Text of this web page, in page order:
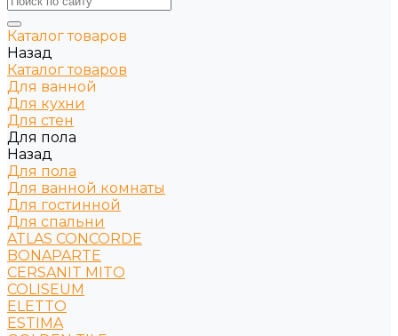
Каталог товаров
Назад
Каталог товаров
Для ванной
Для кухни
Для стен
Для пола
Назад
Для пола
Для ванной комнаты
Для гостинной
Для спальни
ATLAS CONCORDE
BONAPARTE
CERSANIT MITO
COLISEUM
ELETTO
ESTIMA